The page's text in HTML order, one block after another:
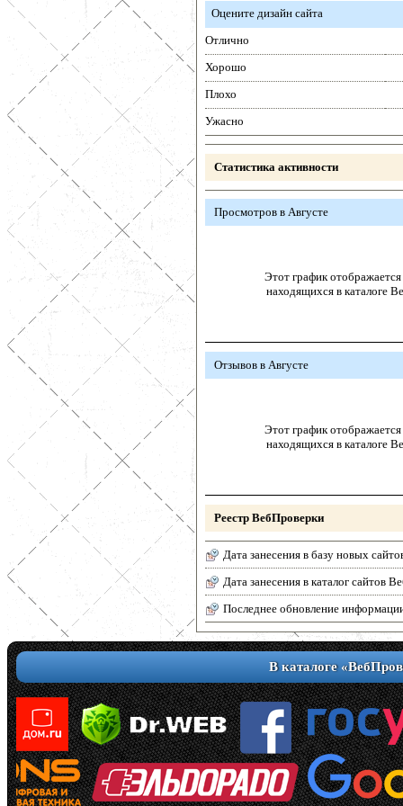
Оцените дизайн сайта
Отлично
Хорошо
Плохо
Ужасно
Статистика активности
Просмотров в Августе
Этот график отображается
находящихся в каталоге
Отзывов в Августе
Этот график отображается
находящихся в каталоге
Реестр ВебПроверки
Дата занесения в базу новых
Дата занесения в каталог сайтов
Последнее обновление
В каталоге